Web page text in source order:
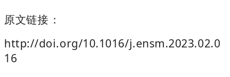
原文链接：
http://doi.org/10.1016/j.ensm.2023.02.0
16